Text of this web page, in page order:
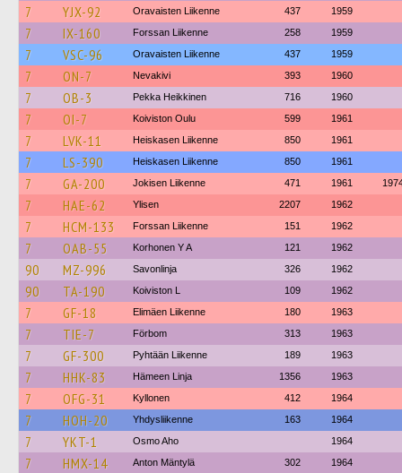
7 YJX-92 Oravaisten Liikenne 437 1959
7 IX-160 Forssan Liikenne 258 1959
7 VSC-96 Oravaisten Liikenne 437 1959
7 ON-7 Nevakivi 393 1960
7 OB-3 Pekka Heikkinen 716 1960
7 OI-7 Koiviston Oulu 599 1961
7 LVK-11 Heiskasen Liikenne 850 1961
7 LS-390 Heiskasen Liikenne 850 1961
7 GA-200 Jokisen Liikenne 471 1961
7 HAE-62 Ylisen 2207 1962
7 HCM-133 Forssan Liikenne 151 1962
7 OAB-55 Korhonen Y A 121 1962
90 MZ-996 Savonlinja 326 1962
90 TA-190 Koiviston L 109 1962
7 GF-18 Elimäen Liikenne 180 1963
7 TIE-7 Förbom 313 1963
7 GF-300 Pyhtään Liikenne 189 1963
7 HHK-83 Hämeen Linja 1356 1963
7 OFG-31 Kyllonen 412 1964
7 HOH-20 Yhdysliikenne 163 1964
7 YKT-1 Osmo Aho 1964
7 HMX-14 Anton Mäntylä 302 1964